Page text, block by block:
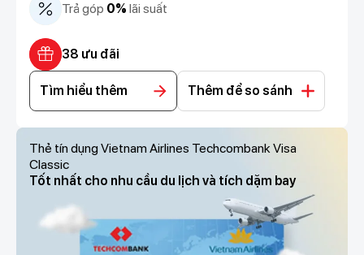
Trả góp 0% lãi suất
38 ưu đãi
Tìm hiểu thêm Thêm để so sánh
Thẻ tín dụng Vietnam Airlines Techcombank Visa
Classic
Tốt nhất cho nhu cầu du lịch và tích dặm bay